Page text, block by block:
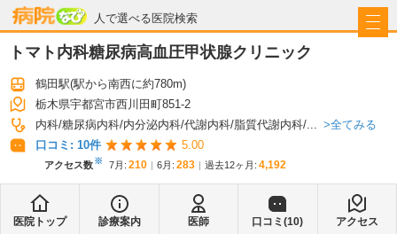
人で選べる医院検索
病院なび
トマト内科糖尿病高血圧甲状腺クリニック
鶴田駅(駅から南西に約780m)
栃木県宇都宮市西川田町851-2
内科 糖尿病内科 内分泌内科 代謝内科 脂質代謝内科 ...
全てみる
口コミ: 10件 5.00
アクセス数※ 7月 : 210 6月 : 283 過去12ヶ月: 4,192
医院トップ 診療案内 医師 口コミ(10) アクセス